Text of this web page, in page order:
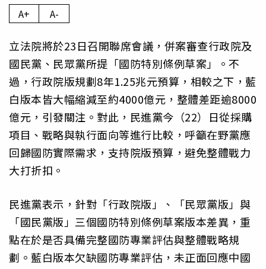
A+ A-
立法院將於23日召開聯席會議，併案審查行政院及
國民黨、民眾黨所提「國防特別條例草案」。不
過，行政院版規劃8年1.25兆元預算，相較之下，藍
白版本皆大幅縮減至約4000億元，整體差距逾8000
億元，引發關注。對此，民進黨今（22）日從採購
項目、戰略與執行面向等進行比較，呼籲在野黨應
回歸國防實際需求，支持院版預算，避免整體戰力
大打折扣。
民進黨表示，針對「行政院版」、「民眾黨版」與
「國民黨版」三個國防特別條例草案版本差異，重
點在於是否具備完整國防專業評估與整體戰略規
劃。藍白版本欠缺國防專業評估，未正面回應中國